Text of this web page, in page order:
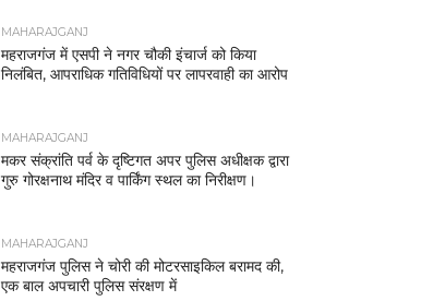
MAHARAJGANJ
महराजगंज में एसपी ने नगर चौकी इंचार्ज को किया
निलंबित, आपराधिक गतिविधियों पर लापरवाही का आरोप
MAHARAJGANJ
मकर संक्रांति पर्व के दृष्टिगत अपर पुलिस अधीक्षक द्वारा
गुरु गोरक्षनाथ मंदिर व पार्किंग स्थल का निरीक्षण।
MAHARAJGANJ
महराजगंज पुलिस ने चोरी की मोटरसाइकिल बरामद की,
एक बाल अपचारी पुलिस संरक्षण में